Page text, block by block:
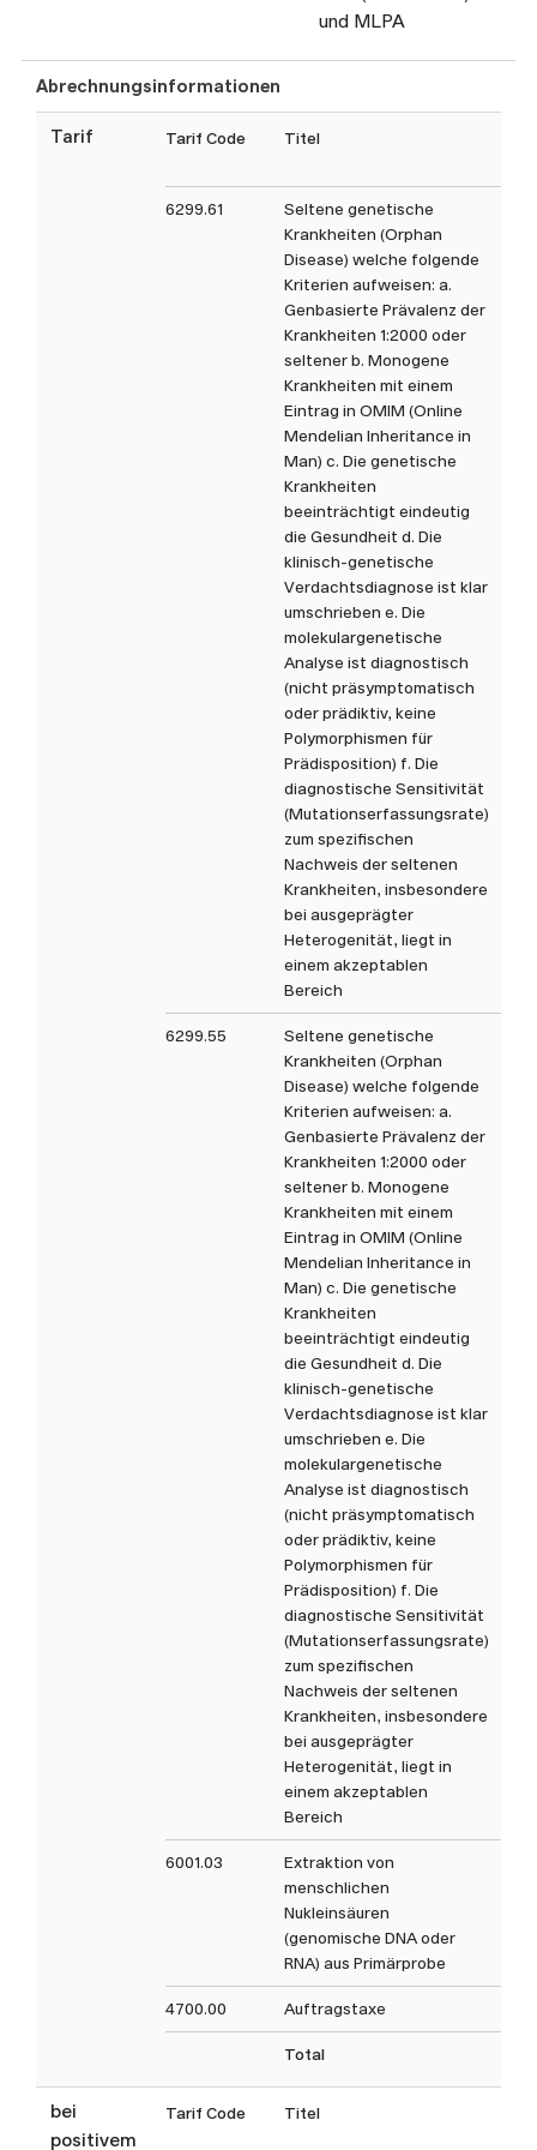
Die im Auftragsformular
nicht aufgeführten Analysen
Fragestellungen direkt
kontaktieren.
und MLPA
Abrechnungsinformationen
Tarif Tarif Code Titel
6299.61
Seltene genetische
Krankheiten (Orphan
Disease) welche folgende
Kriterien aufweisen: a.
Genbasierte Prävalenz der
Krankheiten 1:2000 oder
seltener b. Monogene
Krankheiten mit einem
Eintrag in OMIM (Online
Mendelian Inheritance in
Man) c. Die genetische
Krankheiten
beeinträchtigt eindeutig
die Gesundheit d. Die
klinisch-genetische
Verdachtsdiagnose ist klar
umschrieben e. Die
molekulargenetische
Analyse ist diagnostisch
(nicht präsymptomatisch
oder prädiktiv, keine
Polymorphismen für
Prädisposition) f. Die
diagnostische Sensitivität
(Mutationserfassungsrate)
zum spezifischen
Nachweis der seltenen
Krankheiten, insbesondere
bei ausgeprägter
Heterogenität, liegt in
einem akzeptablen
Bereich
6299.55
Seltene genetische
Krankheiten (Orphan
Disease) welche folgende
Kriterien aufweisen: a.
Genbasierte Prävalenz der
Krankheiten 1:2000 oder
seltener b. Monogene
Krankheiten mit einem
Eintrag in OMIM (Online
Mendelian Inheritance in
Man) c. Die genetische
Krankheiten
beeinträchtigt eindeutig
die Gesundheit d. Die
klinisch-genetische
Verdachtsdiagnose ist klar
umschrieben e. Die
molekulargenetische
Analyse ist diagnostisch
(nicht präsymptomatisch
oder prädiktiv, keine
Polymorphismen für
Prädisposition) f. Die
diagnostische Sensitivität
(Mutationserfassungsrate)
zum spezifischen
Nachweis der seltenen
Krankheiten, insbesondere
bei ausgeprägter
Heterogenität, liegt in
einem akzeptablen
Bereich
6001.03
Extraktion von
menschlichen
Nukleinsäuren
(genomische DNA oder
RNA) aus Primärprobe
4700.00 Auftragstaxe
Total
bei
positivem
Tarif Code Titel